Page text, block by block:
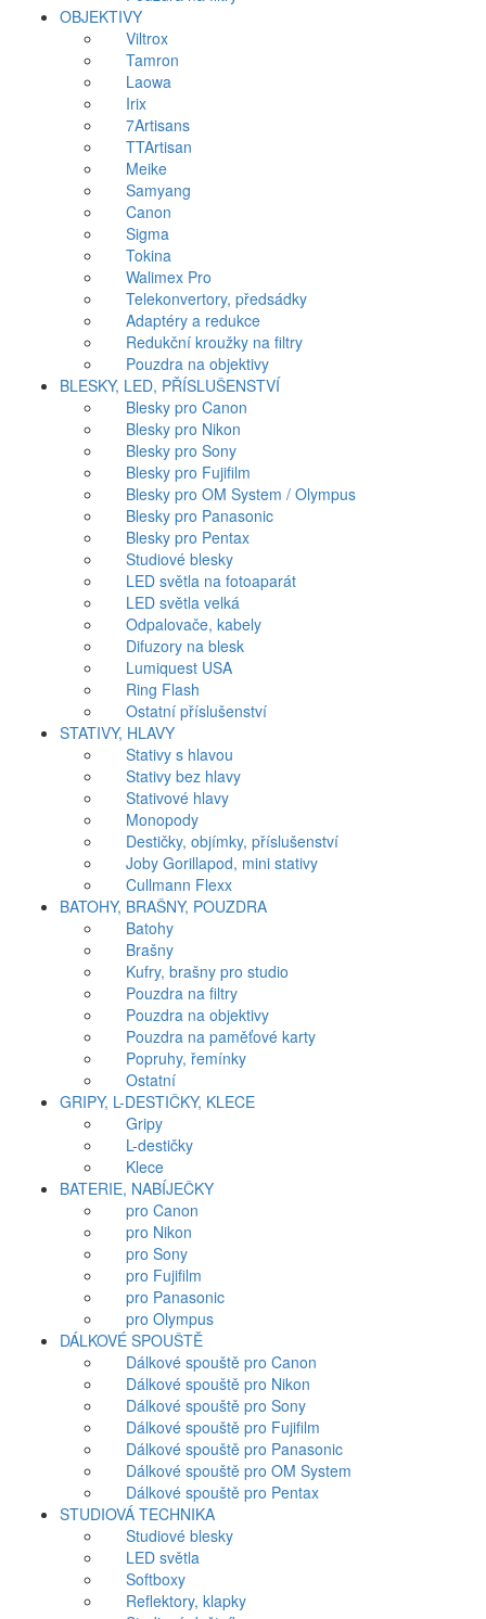
OBJEKTIVY
Viltrox
Tamron
Laowa
Irix
7Artisans
TTArtisan
Meike
Samyang
Canon
Sigma
Tokina
Walimex Pro
Telekonvertory, předsádky
Adaptéry a redukce
Redukční kroužky na filtry
Pouzdra na objektivy
BLESKY, LED, PŘÍSLUŠENSTVÍ
Blesky pro Canon
Blesky pro Nikon
Blesky pro Sony
Blesky pro Fujifilm
Blesky pro OM System / Olympus
Blesky pro Panasonic
Blesky pro Pentax
Studiové blesky
LED světla na fotoaparát
LED světla velká
Odpalovače, kabely
Difuzory na blesk
Lumiquest USA
Ring Flash
Ostatní příslušenství
STATIVY, HLAVY
Stativy s hlavou
Stativy bez hlavy
Stativové hlavy
Monopody
Destičky, objímky, příslušenství
Joby Gorillapod, mini stativy
Cullmann Flexx
BATOHY, BRAŠNY, POUZDRA
Batohy
Brašny
Kufry, brašny pro studio
Pouzdra na filtry
Pouzdra na objektivy
Pouzdra na paměťové karty
Popruhy, řemínky
Ostatní
GRIPY, L-DESTIČKY, KLECE
Gripy
L-destičky
Klece
BATERIE, NABÍJEČKY
pro Canon
pro Nikon
pro Sony
pro Fujifilm
pro Panasonic
pro Olympus
DÁLKOVÉ SPOUŠTĚ
Dálkové spouště pro Canon
Dálkové spouště pro Nikon
Dálkové spouště pro Sony
Dálkové spouště pro Fujifilm
Dálkové spouště pro Panasonic
Dálkové spouště pro OM System
Dálkové spouště pro Pentax
STUDIOVÁ TECHNIKA
Studiové blesky
LED světla
Softboxy
Reflektory, klapky